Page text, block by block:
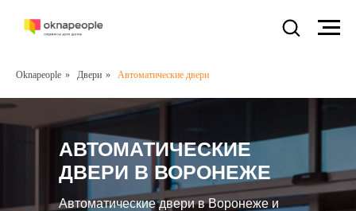
Oknapeople » Двери » Автоматические двери
АВТОМАТИЧЕСКИЕ
ДВЕРИ В ВОРОНЕЖЕ
Автоматические двери в Воронеже и